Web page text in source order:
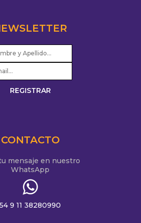
CONTACTO
mensaje en nuestro
WhatsApp
54 9 11 38280990